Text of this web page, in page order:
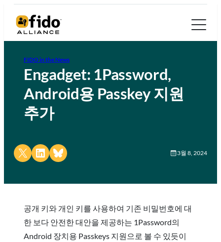
FIDO in the News
Engadget: 1Password,
Android용 Passkey 지원
추가
Share on X Share on LinkedIn
Share on Bluesky 3월 8, 2024
공개 키와 개인 키를 사용하여 기존 비밀번호에 대
한 보다 안전한 대안을 제공하는 1Password의
Android 장치용 Passkeys 지원으로 볼 수 있듯이